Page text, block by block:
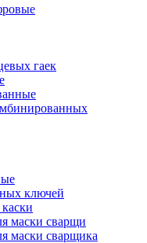
гаек
ключей
маски сварщи
маски сварщика